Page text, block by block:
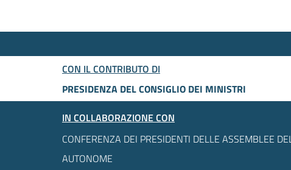
CON IL CONTRIBUTO DI
PRESIDENZA DEL CONSIGLIO DEI MINISTRI
IN COLLABORAZIONE CON
CONFERENZA DEI PRESIDENTI DELLE ASSEMBLEE
AUTONOME